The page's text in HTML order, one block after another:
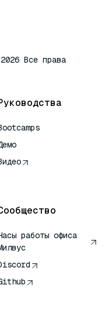
Все права
работы офиса